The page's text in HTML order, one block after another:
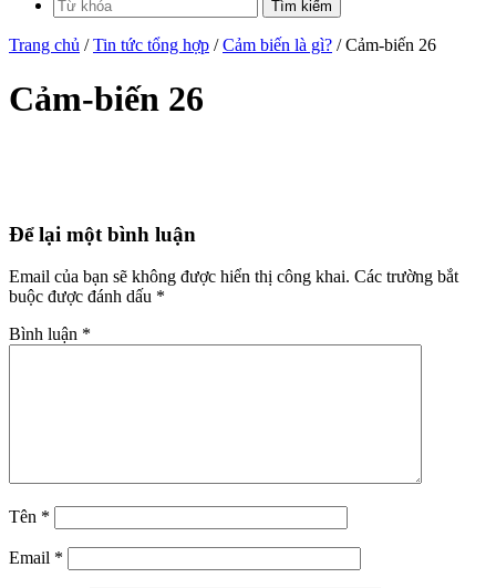
Trang chủ /Tin tức tổng hợp /Cảm biến là gì? / Cảm-biến 26
Cảm-biến 26
Để lại một bình luận
Email của bạn sẽ không được hiển thị công khai. Các trường bắt
buộc được đánh dấu *
Bình luận *
Tên *
Email *